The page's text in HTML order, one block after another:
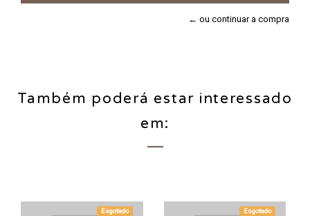
← ou continuar a compra
Também poderá estar interessado
em:
Esgotado Esgotado